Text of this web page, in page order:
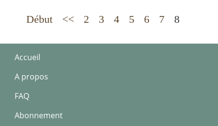
Début << 2 3 4 5 6 7 8
Accueil
A propos
FAQ
Abonnement